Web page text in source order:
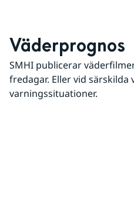
Väderprognos
SMHI publicerar
fredagar. Eller vid särskilda
varningssituationer.